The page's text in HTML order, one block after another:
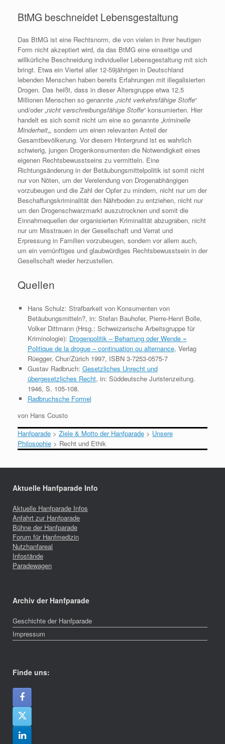
BtMG beschneidet Lebensgestaltung
Das BtMG ist eine Rechtsnorm, die von vielen in ihrer heutigen
Form nicht akzeptiert wird, da das BtMG eine einseitige und
willkürliche Beschneidung individueller Lebensgestaltung mit sich
bringt. Etwa ein Viertel aller 12-59jährigen in Deutschland
lebenden Menschen haben bereits Erfahrungen mit illegalisierten
Drogen. Das heißt, dass in dieser Altersgruppe etwa 12,5
Millionen Menschen so genannte „nicht verkehrsfähige Stoffe“
und/oder „nicht verschreibungsfähige Stoffe“ konsumierten. Hier
handelt es sich somit nicht um eine so genannte „kriminelle
Minderheit„, sondern um einen relevanten Anteil der
Gesamtbevölkerung. Vor diesem Hintergrund ist es wahrlich
schwierig, jungen Drogenkonsumenten die Notwendigkeit eines
eigenen Rechtsbewusstseins zu vermitteln. Eine
Richtungsänderung in der Betäubungsmittelpolitik ist somit nicht
nur von Nöten, um der Verelendung von Drogenabhängigen
vorzubeugen und die Zahl der Opfer zu mindern, nicht nur um der
Beschaffungskriminalität den Nährboden zu entziehen, nicht nur
um den Drogenschwarzmarkt auszutrocknen und somit die
Einnahmequellen der organisierten Kriminalität abzugraben, nicht
nur um Misstrauen in der Gesellschaft und Verrat und
Erpressung in Familien vorzubeugen, sondern vor allem auch,
um ein vernünftiges und glaubwürdiges Rechtsbewusstsein in der
Gesellschaft wieder herzustellen.
Quellen
Hans Schulz: Strafbarkeit von Konsumenten von
Betäubungsmitteln?, in: Stefan Bauhofer, Pierre-Henri Bolle,
Volker Dittmann (Hrsg.: Schweizerische Arbeitsgruppe für
Kriminologie): Drogenpolitik – Beharrung oder Wende =
Politique de la drogue – continuation ou alternance, Verlag
Rüegger, Chur/Zürich 1997, ISBN 3-7253-0575-7
Gustav Radbruch: Gesetzliches Unrecht und
übergesetzliches Recht, in: Süddeutsche Juristenzeitung.
1946, S. 105-108.
Radbruchsche Formel
von Hans Cousto
Hanfparade > Ziele & Motto der Hanfparade > Unsere
Philosophie > Recht und Ethik
Aktuelle Hanfparade Info
Aktuelle Hanfparade Infos
Anfahrt zur Hanfparade
Bühne der Hanfparade
Forum für Hanfmedizin
Nutzhanfareal
Infostände
Paradewagen
Archiv der Hanfparade
Geschichte der Hanfparade
Impressum
Finde uns: